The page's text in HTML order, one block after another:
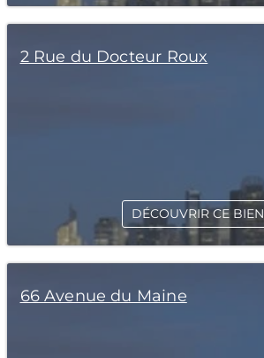
2 Rue du Docteur Roux
DÉCOUVRIR CE BIEN
66 Avenue du Maine